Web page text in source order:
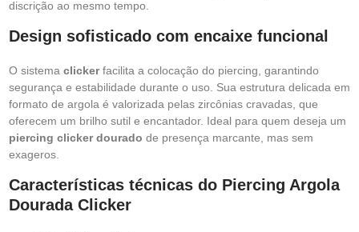
discrição ao mesmo tempo.
Design sofisticado com encaixe funcional
O sistema clickerfacilita a colocação do piercing, garantindo
segurança e estabilidade durante o uso. Sua estrutura delicada em
formato de argola é valorizada pelas zircônias cravadas, que
oferecem um brilho sutil e encantador. Ideal para quem deseja um
piercing clicker dourado de presença marcante, mas sem
exageros.
Características técnicas do Piercing Argola
Dourada Clicker